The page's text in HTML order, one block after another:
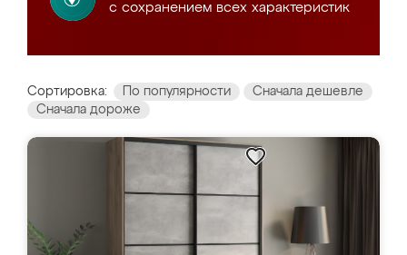
с сохранением всех характеристик
Сортировка: По популярности
Сначала дешевле
Сначала дороже